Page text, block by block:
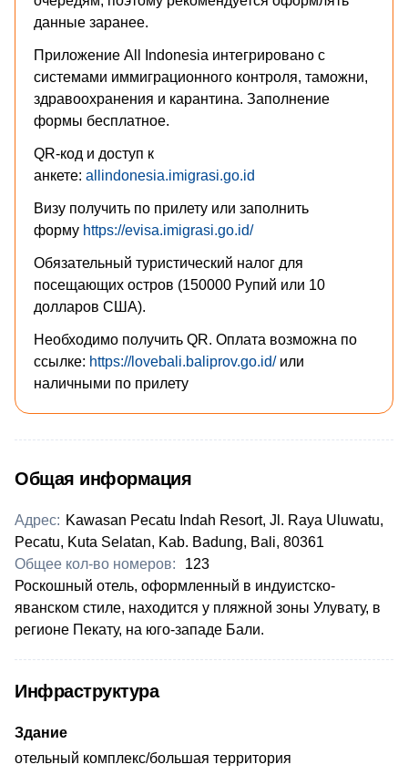
данные заранее.
Приложение All Indonesia интегрировано с
системами иммиграционного контроля, таможни,
здравоохранения и карантина. Заполнение
формы бесплатное.
QR-код и доступ к
анкете: allindonesia.imigrasi.go.id
Визу получить по прилету или заполнить
форму https://evisa.imigrasi.go.id/
Обязательный туристический налог для
посещающих остров (150000 Рупий или 10
долларов США).
Необходимо получить QR. Оплата возможна по
ссылке: https://lovebali.baliprov.go.id/или
наличными по прилету
Общая информация
Адрес: Kawasan Pecatu Indah Resort, Jl. Raya Uluwatu,
Pecatu, Kuta Selatan, Kab. Badung, Bali, 80361
Общее кол-во номеров:
123
Роскошный отель, оформленный в индуистско-
яванском стиле, находится у пляжной зоны Улувату, в
регионе Пекату, на юго-западе Бали.
Инфраструктура
Здание
отельный комплекс/большая территория